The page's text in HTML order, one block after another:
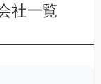
社一覧